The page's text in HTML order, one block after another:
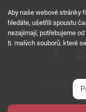
O nás
Podmínky použití a
Copyright ©
Aby naše webové stránky
hledáte, ušetřili spoustu
nezajímají, potřebujeme
tj. malých souborů, které